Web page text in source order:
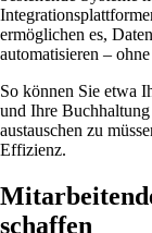
ermöglichen es,
automatisieren –
So können Sie etwa
und Ihre
austauschen zu
Effizienz.
schaffen